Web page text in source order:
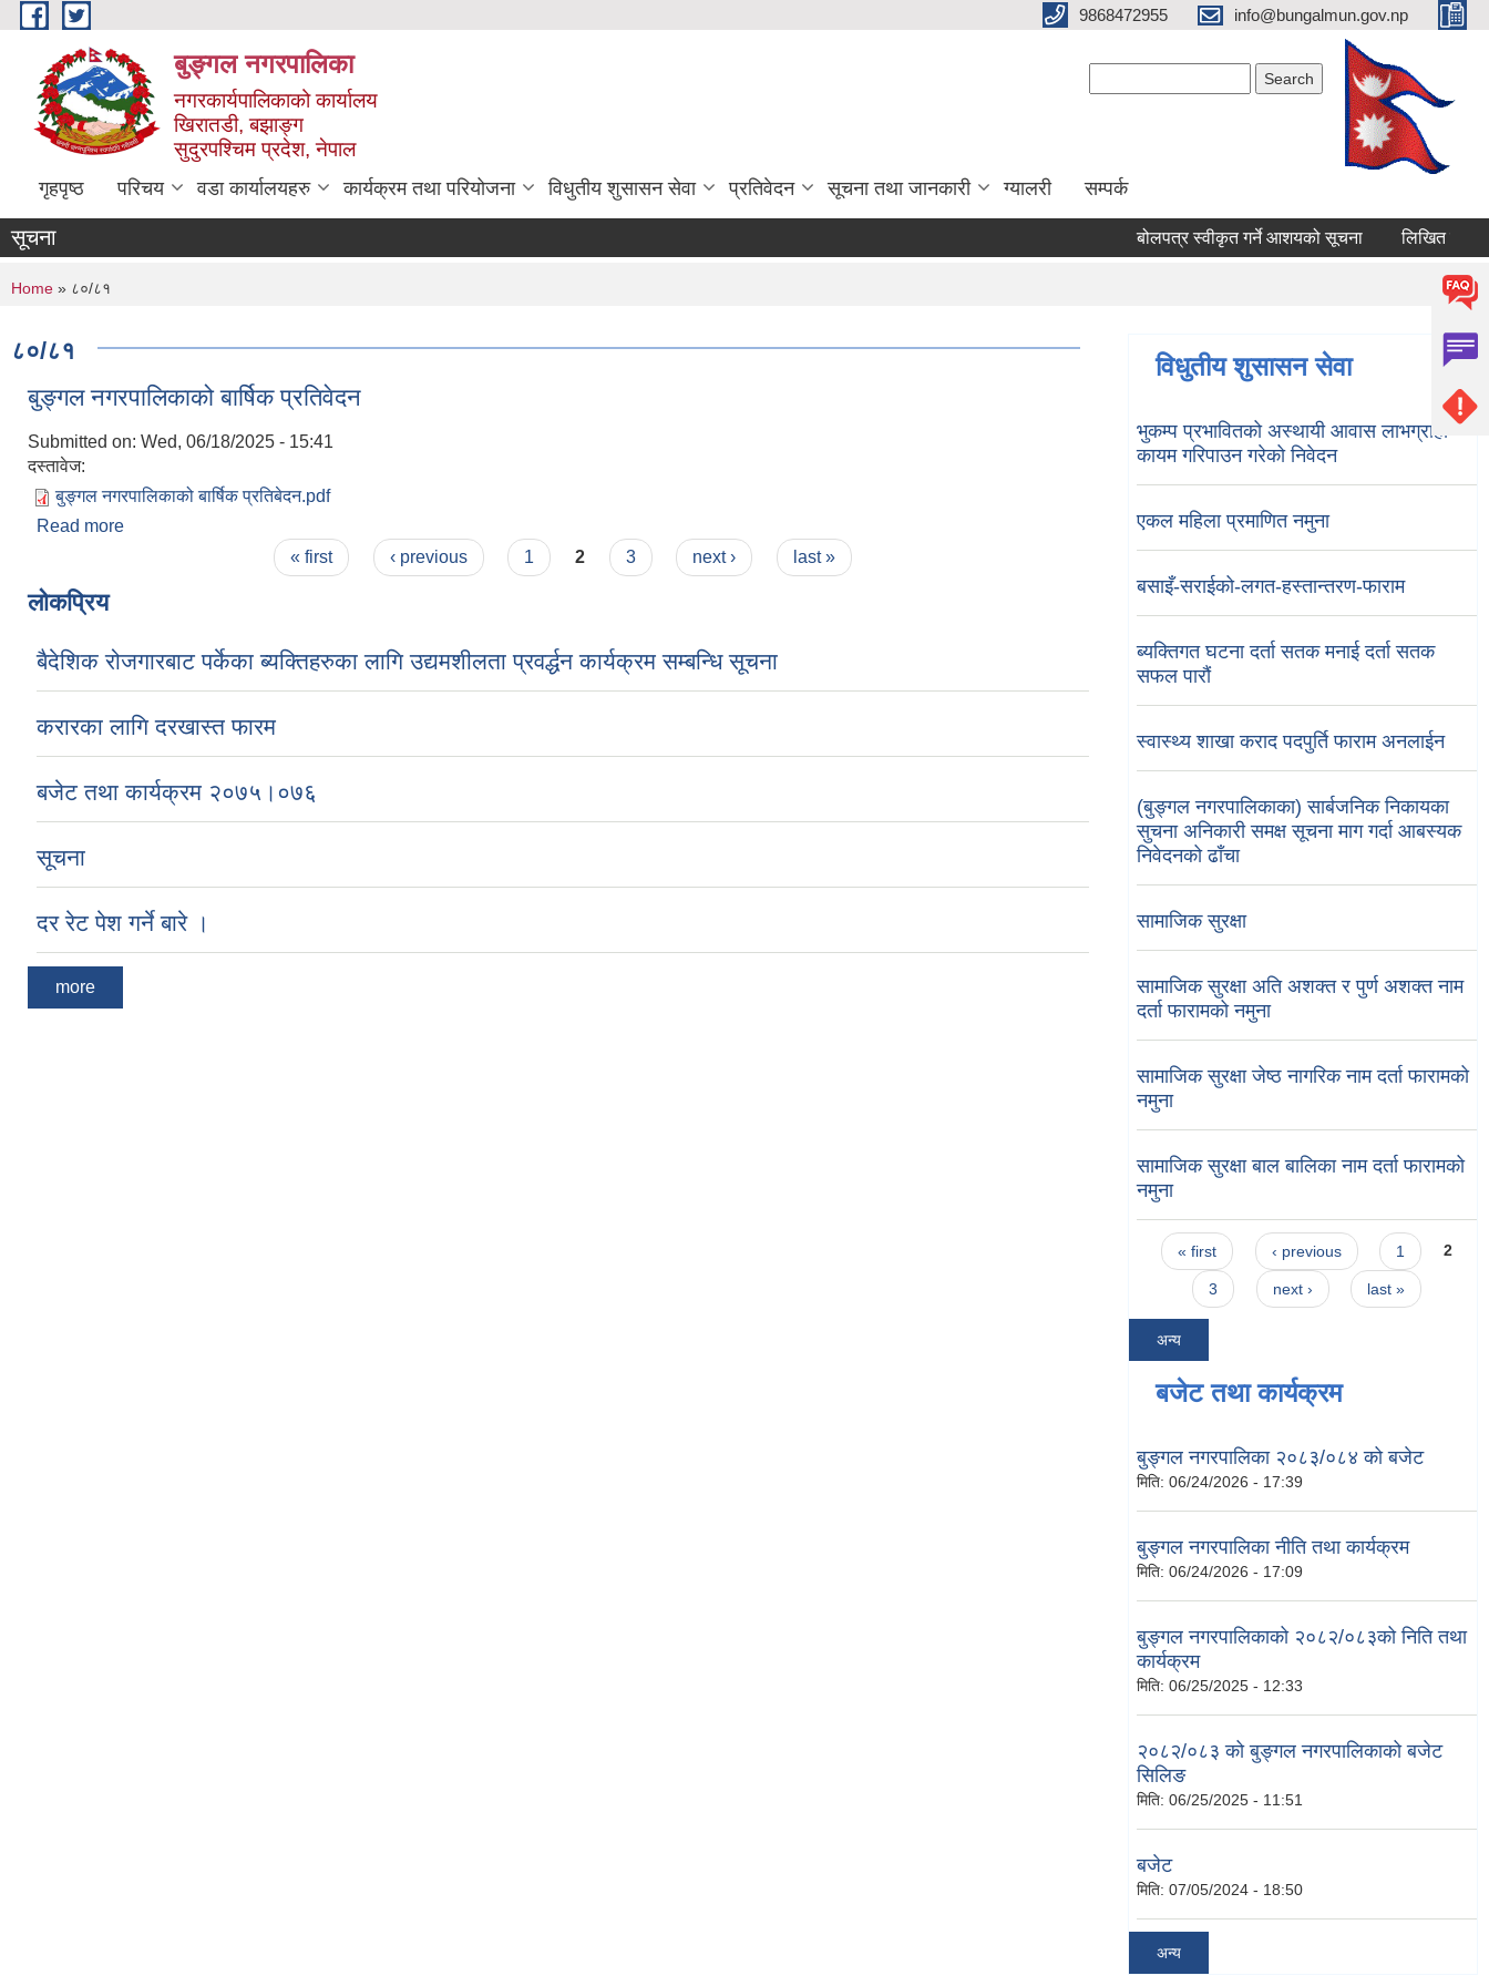
Skip to main content 9868472955 info@bungalmun.gov.np
बुङ्गल नगरपालिका
नगरकार्यपालिकाको कार्यालय
खिरातडी, बझाङ्ग
सुदुरपश्चिम प्रदेश, नेपाल
गृहपृष्ठ परिचय वडा कार्यालयहरु कार्यक्रम तथा परियोजना विधुतीय शुसासन सेवा प्रतिवेदन सूचना तथा जानकारी ग्यालरी सम्पर्क
सूचना बोलपत्र स्वीकृत गर्ने आशयको सूचना लिखित परिक्षा
You are here
Home » ८०/८१
८०/८१
बुङ्गल नगरपालिकाको बार्षिक प्रतिवेदन
Submitted on: Wed, 06/18/2025 - 15:41
दस्तावेज:
बुङ्गल नगरपालिकाको बार्षिक प्रतिबेदन.pdf
Read more
« first ‹ previous 1 2 3 next › last »
लोकप्रिय
बैदेशिक रोजगारबाट पर्केका ब्यक्तिहरुका लागि उद्यमशीलता प्रवर्द्धन कार्यक्रम सम्बन्धि सूचना
करारका लागि दरखास्त फारम
बजेट तथा कार्यक्रम २०७५।०७६
सूचना
दर रेट पेश गर्ने बारे ।
more
विधुतीय शुसासन सेवा
भुकम्प प्रभावितको अस्थायी आवास लाभग्राही
कायम गरिपाउन गरेको निवेदन
एकल महिला प्रमाणित नमुना
बसाइँ-सराईको-लगत-हस्तान्तरण-फाराम
ब्यक्तिगत घटना दर्ता सतक मनाई दर्ता सतक
सफल पारौं
स्वास्थ्य शाखा कराद पदपुर्ति फाराम अनलाईन
(बुङ्गल नगरपालिकाका) सार्बजनिक निकायका
सुचना अनिकारी समक्ष सूचना माग गर्दा आबस्यक
निवेदनको ढाँचा
सामाजिक सुरक्षा
सामाजिक सुरक्षा अति अशक्त र पुर्ण अशक्त नाम
दर्ता फारामको नमुना
सामाजिक सुरक्षा जेष्ठ नागरिक नाम दर्ता फारामको
नमुना
सामाजिक सुरक्षा बाल बालिका नाम दर्ता फारामको
नमुना
Pages
« first ‹ previous 1 2
3 next › last »
अन्य
बजेट तथा कार्यक्रम
बुङ्गल नगरपालिका २०८३/०८४ को बजेट
मिति: 06/24/2026 - 17:39
बुङ्गल नगरपालिका नीति तथा कार्यक्रम
मिति: 06/24/2026 - 17:09
बुङ्गल नगरपालिकाको २०८२/०८३को निति तथा
कार्यक्रम
मिति: 06/25/2025 - 12:33
२०८२/०८३ को बुङ्गल नगरपालिकाको बजेट
सिलिङ
मिति: 06/25/2025 - 11:51
बजेट
मिति: 07/05/2024 - 18:50
अन्य